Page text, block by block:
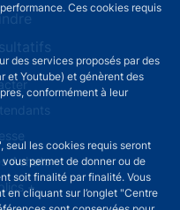
Ces cookies requis
des services proposés par des
et Youtube) et génèrent des
conformément à leur
seul les cookies requis seront
permet de donner ou de
soit finalité par finalité. Vous
en cliquant sur l’onglet "Centre
Achats
+